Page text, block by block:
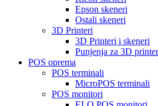
Epson skeneri
Ostali skeneri
3D Printeri
3D Printeri i skeneri
Punjenja za 3D
POS oprema
POS terminali
MicroPOS terminali
POS monitori